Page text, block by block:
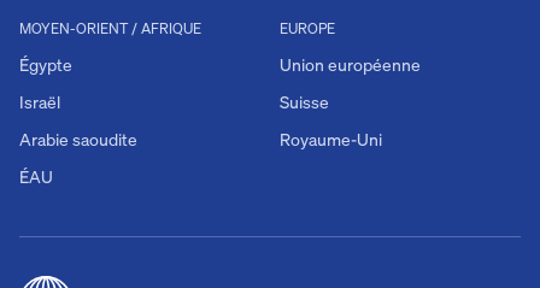
EUROPE
Union européenne
Suisse
Royaume-Uni
MOYEN-ORIENT / AFRIQUE
Égypte
Israël
Arabie saoudite
ÉAU